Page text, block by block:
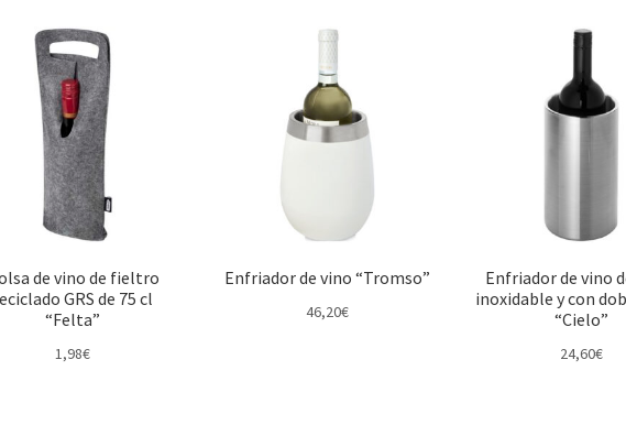
de vino de fieltro
GRS de 75 cl
“Felta”
1,98€
Enfriador de vino “Tromso”
46,20€
Enfriador de vino
inoxidable y con
“Cielo”
24,60€